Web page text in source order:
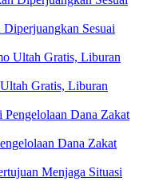
Sesuai
Gratis, Liburan
Dana Zakat